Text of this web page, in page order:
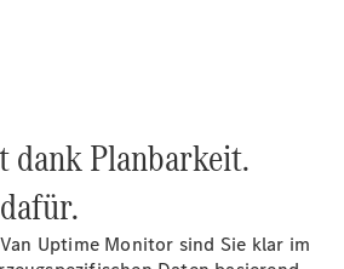
dank Planbarkeit.
Uptime Monitor sind Sie klar im